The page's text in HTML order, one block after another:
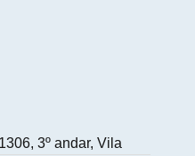
3º andar, Vila